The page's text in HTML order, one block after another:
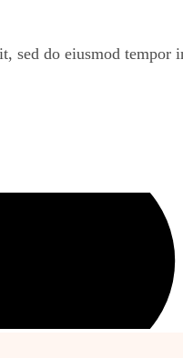
sed do eiusmod tempor